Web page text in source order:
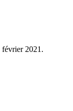
février 2021.